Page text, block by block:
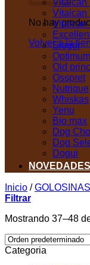
No hay
Volver a la
Vitalcan
Vitalcan
Vitalcan
Sieger
Optimum
Old
Osspret
Nutrique
Whiskas
Yenu
Bio max
Dog
Dog
Dogui
NOVEDADES
Inicio /
Filtrar
Mostrando 37–48
Categoria